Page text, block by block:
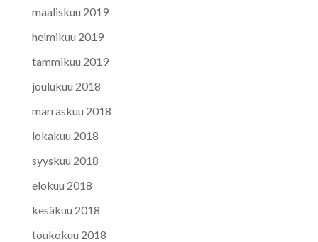
maaliskuu 2019
helmikuu 2019
tammikuu 2019
joulukuu 2018
marraskuu 2018
lokakuu 2018
syyskuu 2018
elokuu 2018
kesäkuu 2018
toukokuu 2018